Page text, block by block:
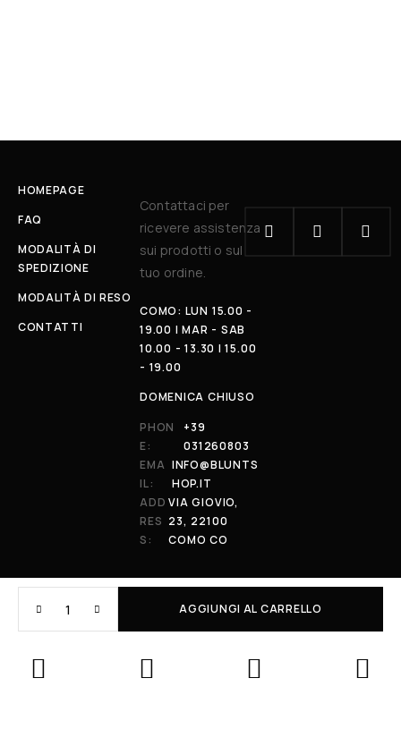
AGGIUNGI AL CARRELLO
HOMEPAGE
FAQ
MODALITÀ DI
SPEDIZIONE
MODALITÀ DI RESO
CONTATTI
Contattaci per
ricevere assistenza
sui prodotti o sul
tuo ordine.
COMO: LUN 15.00 -
19.00 | MAR - SAB
10.00 - 13.30 | 15.00
- 19.00
DOMENICA CHIUSO
PHON
E:
+39
031260803
EMA
IL:
INFO@BLUNTS
HOP.IT
ADD
RES
S:
VIA GIOVIO,
23, 22100
COMO CO
01848590038